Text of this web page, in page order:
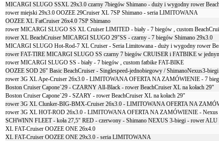
MICARGI SLUGO SSXL 29x3.0 czarny 7biegów Shimano - duży i wygodny rower
rower miejski 29x3.0 OOZEE 29Cruiser XL 7SP Shimano - seria LIMITOWANA
OOZEE XL FatCruiser 26x4.0 7SP Shimano
rower MICARGI SLUGO SS XL Cruiser LIMITED - biały - 7 biegów , custom
rower XL BeachCruiser MICARGI SLUGO 29"SS - czarny - 7 biegów Shimano 29x3.0
MICARGI SLUGO Hot-Rod-7 XL Cruiser - Seria Limitowana - duży i wygodny rower
rower FAT-TIRE MICARGI SLUGO SS czarny 7 biegów CRUISER i FATBIKE w
rower MICARGI SLUGO SS - biały - 7 biegów , custom fatbike FAT-BIKE
OOZEE SOD 26" Basic BeachCruiser - Singlespeed-jednobiegowy / ShimanoNexus3-biegi
rower 3G XL Ape-Cruiser 26x3.0 - LIMITOWANA OFERTA NA ZAMÓWIENIE - 7
Boston Cruiser Capone`29 - CZARNY All-Black - rower BeachCruiser XL na kołach 29"
Boston Cruiser Capone`29 - SZARY - rower BeachCruiser XL na kołach 29"
rower 3G XL Clunker-BIG-BMX-Cruiser 26x3.0 - LIMITOWANA OFERTA NA
rower 3G XL HOT-ROD 26x3.0 - LIMITOWANA OFERTA NA ZAMÓWIENIE - Nexus
SCHWINN FLEET - koła 27,5" RED - czerwony - Shimano NEXUS 3-biegi - rower
XL FAT-Cruiser OOZEE ONE 26x4.0
XL FAT-Cruiser OOZEE ONE 29x3.0 - seria LIMITOWANA